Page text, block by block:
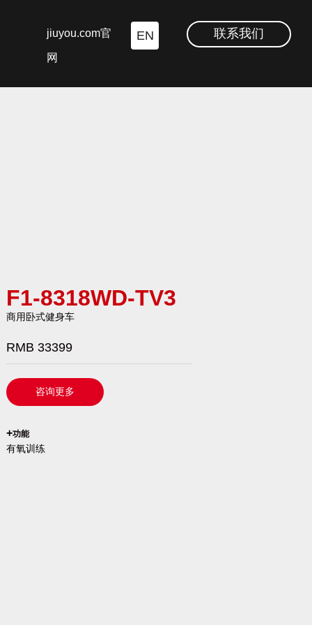
jiuyou.com官
网
EN 联系我们
F1-8318WD-TV3
商用卧式健身车
RMB 33399
咨询更多
`
+功能
有氧训练